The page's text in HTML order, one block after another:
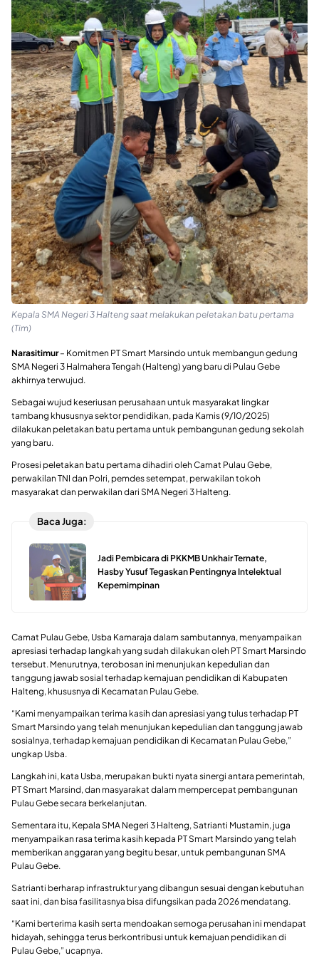
Kepala SMA Negeri 3 Halteng saat melakukan peletakan batu pertama
(Tim)
Narasitimur– Komitmen PT Smart Marsindo untuk membangun gedung
SMA Negeri 3 Halmahera Tengah (Halteng) yang baru di Pulau Gebe
akhirnya terwujud.
Sebagai wujud keseriusan perusahaan untuk masyarakat lingkar
tambang khususnya sektor pendidikan, pada Kamis (9/10/2025)
dilakukan peletakan batu pertama untuk pembangunan gedung sekolah
yang baru.
Prosesi peletakan batu pertama dihadiri oleh Camat Pulau Gebe,
perwakilan TNI dan Polri, pemdes setempat, perwakilan tokoh
masyarakat dan perwakilan dari SMA Negeri 3 Halteng.
Baca Juga:
Jadi Pembicara di PKKMB Unkhair Ternate,
Hasby Yusuf Tegaskan Pentingnya Intelektual
Kepemimpinan
Camat Pulau Gebe, Usba Kamaraja dalam sambutannya, menyampaikan
apresiasi terhadap langkah yang sudah dilakukan oleh PT Smart Marsindo
tersebut. Menurutnya, terobosan ini menunjukan kepedulian dan
tanggung jawab sosial terhadap kemajuan pendidikan di Kabupaten
Halteng, khususnya di Kecamatan Pulau Gebe.
“Kami menyampaikan terima kasih dan apresiasi yang tulus terhadap PT
Smart Marsindo yang telah menunjukan kepedulian dan tanggung jawab
sosialnya, terhadap kemajuan pendidikan di Kecamatan Pulau Gebe,”
ungkap Usba.
Langkah ini, kata Usba, merupakan bukti nyata sinergi antara pemerintah,
PT Smart Marsind, dan masyarakat dalam mempercepat pembangunan
Pulau Gebe secara berkelanjutan.
Sementara itu, Kepala SMA Negeri 3 Halteng, Satrianti Mustamin, juga
menyampaikan rasa terima kasih kepada PT Smart Marsindo yang telah
memberikan anggaran yang begitu besar, untuk pembangunan SMA
Pulau Gebe.
Satrianti berharap infrastruktur yang dibangun sesuai dengan kebutuhan
saat ini, dan bisa fasilitasnya bisa difungsikan pada 2026 mendatang.
“Kami berterima kasih serta mendoakan semoga perusahan ini mendapat
hidayah, sehingga terus berkontribusi untuk kemajuan pendidikan di
Pulau Gebe,” ucapnya.